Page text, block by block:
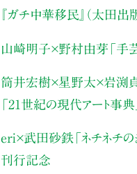
『ガチ中華移民』（太田
山崎明子×野村由芽 「手
筒井宏樹×星野太×岩渕
「21世紀の現代アート事
eri×武田砂鉄「ネチネチ
刊行記念